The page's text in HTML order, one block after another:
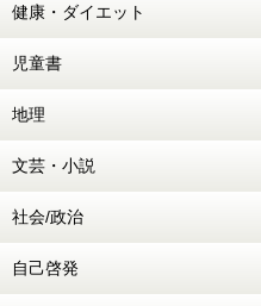
健康・ダイエット
児童書
地理
文芸・小説
社会/政治
自己啓発